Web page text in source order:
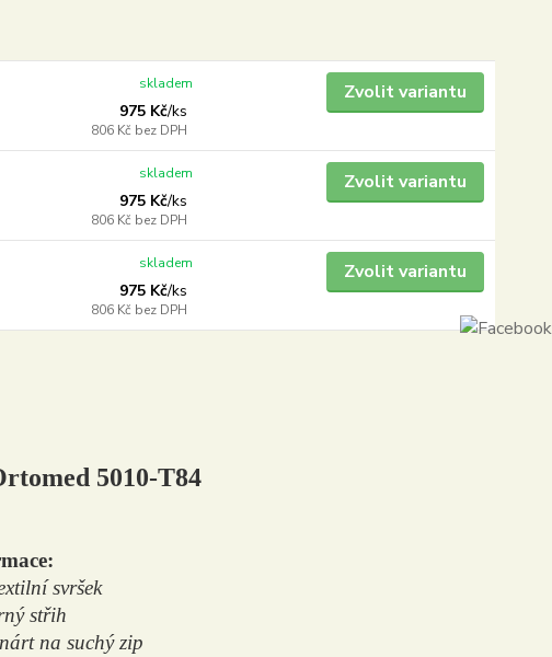
975 Kč/ks
806 Kč bez DPH
skladem Zvolit variantu
975 Kč/ks
806 Kč bez DPH
skladem Zvolit variantu
975 Kč/ks
806 Kč bez DPH
skladem Zvolit variantu
5010-T84
svršek
střih
na suchý zip